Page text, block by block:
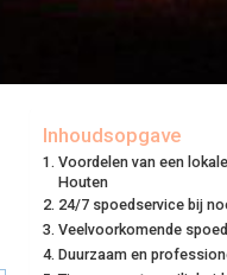
Inhoudsopgave
Voordelen van een
Houten
24/7 spoedservice bij
Veelvoorkomende
Duurzaam en